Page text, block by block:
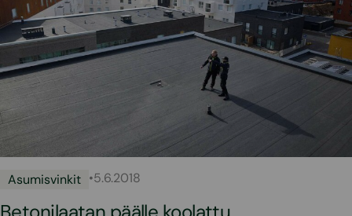
Asumisvinkit •5.6.2018